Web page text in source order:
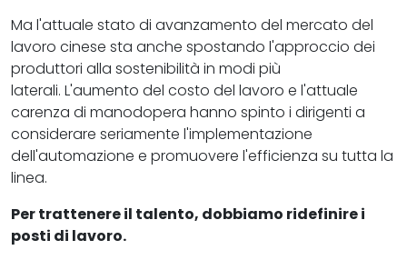
Ma l'attuale stato di avanzamento del mercato del
lavoro cinese sta anche spostando l'approccio dei
produttori alla sostenibilità in modi più
laterali. L'aumento del costo del lavoro e l'attuale
carenza di manodopera hanno spinto i dirigenti a
considerare seriamente l'implementazione
dell'automazione e promuovere l'efficienza su tutta la
linea.
Per trattenere il talento, dobbiamo ridefinire i
posti di lavoro.